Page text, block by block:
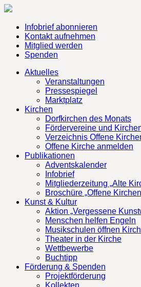
Infobrief abonnieren
Kontakt aufnehmen
Mitglied werden
Spenden
Aktuelles
Veranstaltungen
Pressespiegel
Marktplatz
Kirchen
Dorfkirchen des Monats
Fördervereine und
Verzeichnis Offene
Offene Kirche anmelden
Publikationen
Adventskalender
Infobrief
Mitgliederzeitung „Alte
Broschüre „Offene
Kunst & Kultur
Aktion „Vergessene
Menschen helfen Engeln
Musikschulen öffnen
Theater in der Kirche
Wettbewerbe
Buchtipp
Förderung & Spenden
Projektförderung
Kollekten